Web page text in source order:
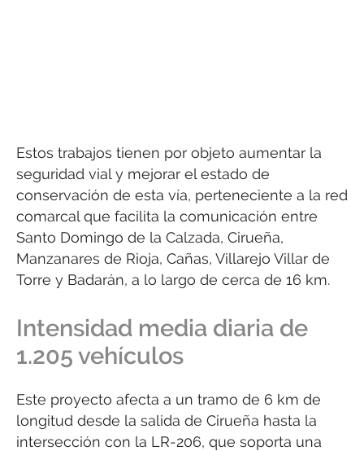
Estos trabajos tienen por objeto aumentar la
seguridad vial y mejorar el estado de
conservación de esta vía, perteneciente a la red
comarcal que facilita la comunicación entre
Santo Domingo de la Calzada, Cirueña,
Manzanares de Rioja, Cañas, Villarejo Villar de
Torre y Badarán, a lo largo de cerca de 16 km.
Intensidad media diaria de
1.205 vehículos
Este proyecto afecta a un tramo de 6 km de
longitud desde la salida de Cirueña hasta la
intersección con la LR-206, que soporta una